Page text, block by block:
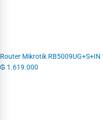
Router Mikrotik RB5009UG+S+IN
₲ 1.619.000